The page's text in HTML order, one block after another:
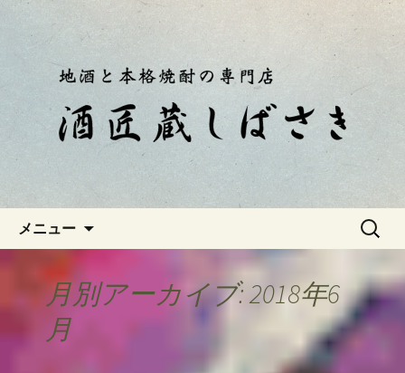
静岡・南伊豆の酒屋「酒匠蔵し
ばさき」のブログ
静岡・南伊豆の酒屋「酒匠蔵しばさ
き」おやじのつぶやき
メニュー
検
月別アーカイブ: 2018年6
月